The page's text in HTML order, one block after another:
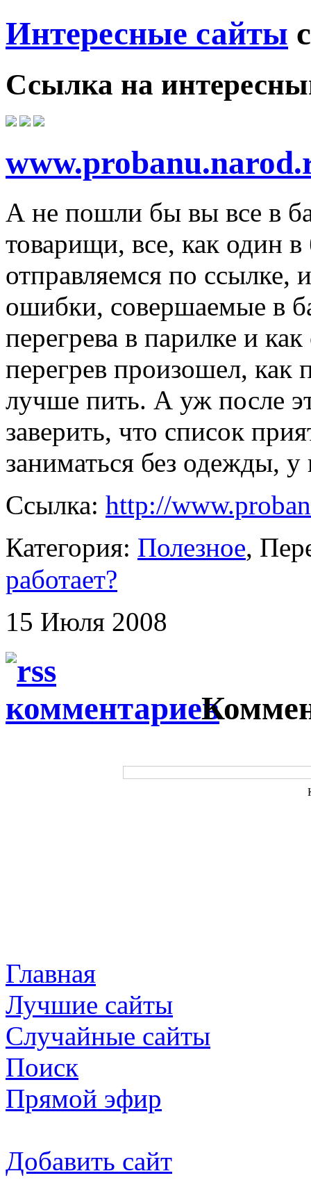
Интересные сайты
Ссылка на
А не пошли бы вы все в
товарищи, все, как один
отправляемся по ссылке,
ошибки, совершаемые в
перегрева в парилке и
перегрев произошел, как
лучше пить. А уж после
заверить, что список
заниматься без одежды, у
Ссылка: http://
Категория: Полезное ,
работает?
15 Июля 2008
Главная
Лучшие сайты
Случайные сайты
Поиск
Прямой эфир
Добавить сайт